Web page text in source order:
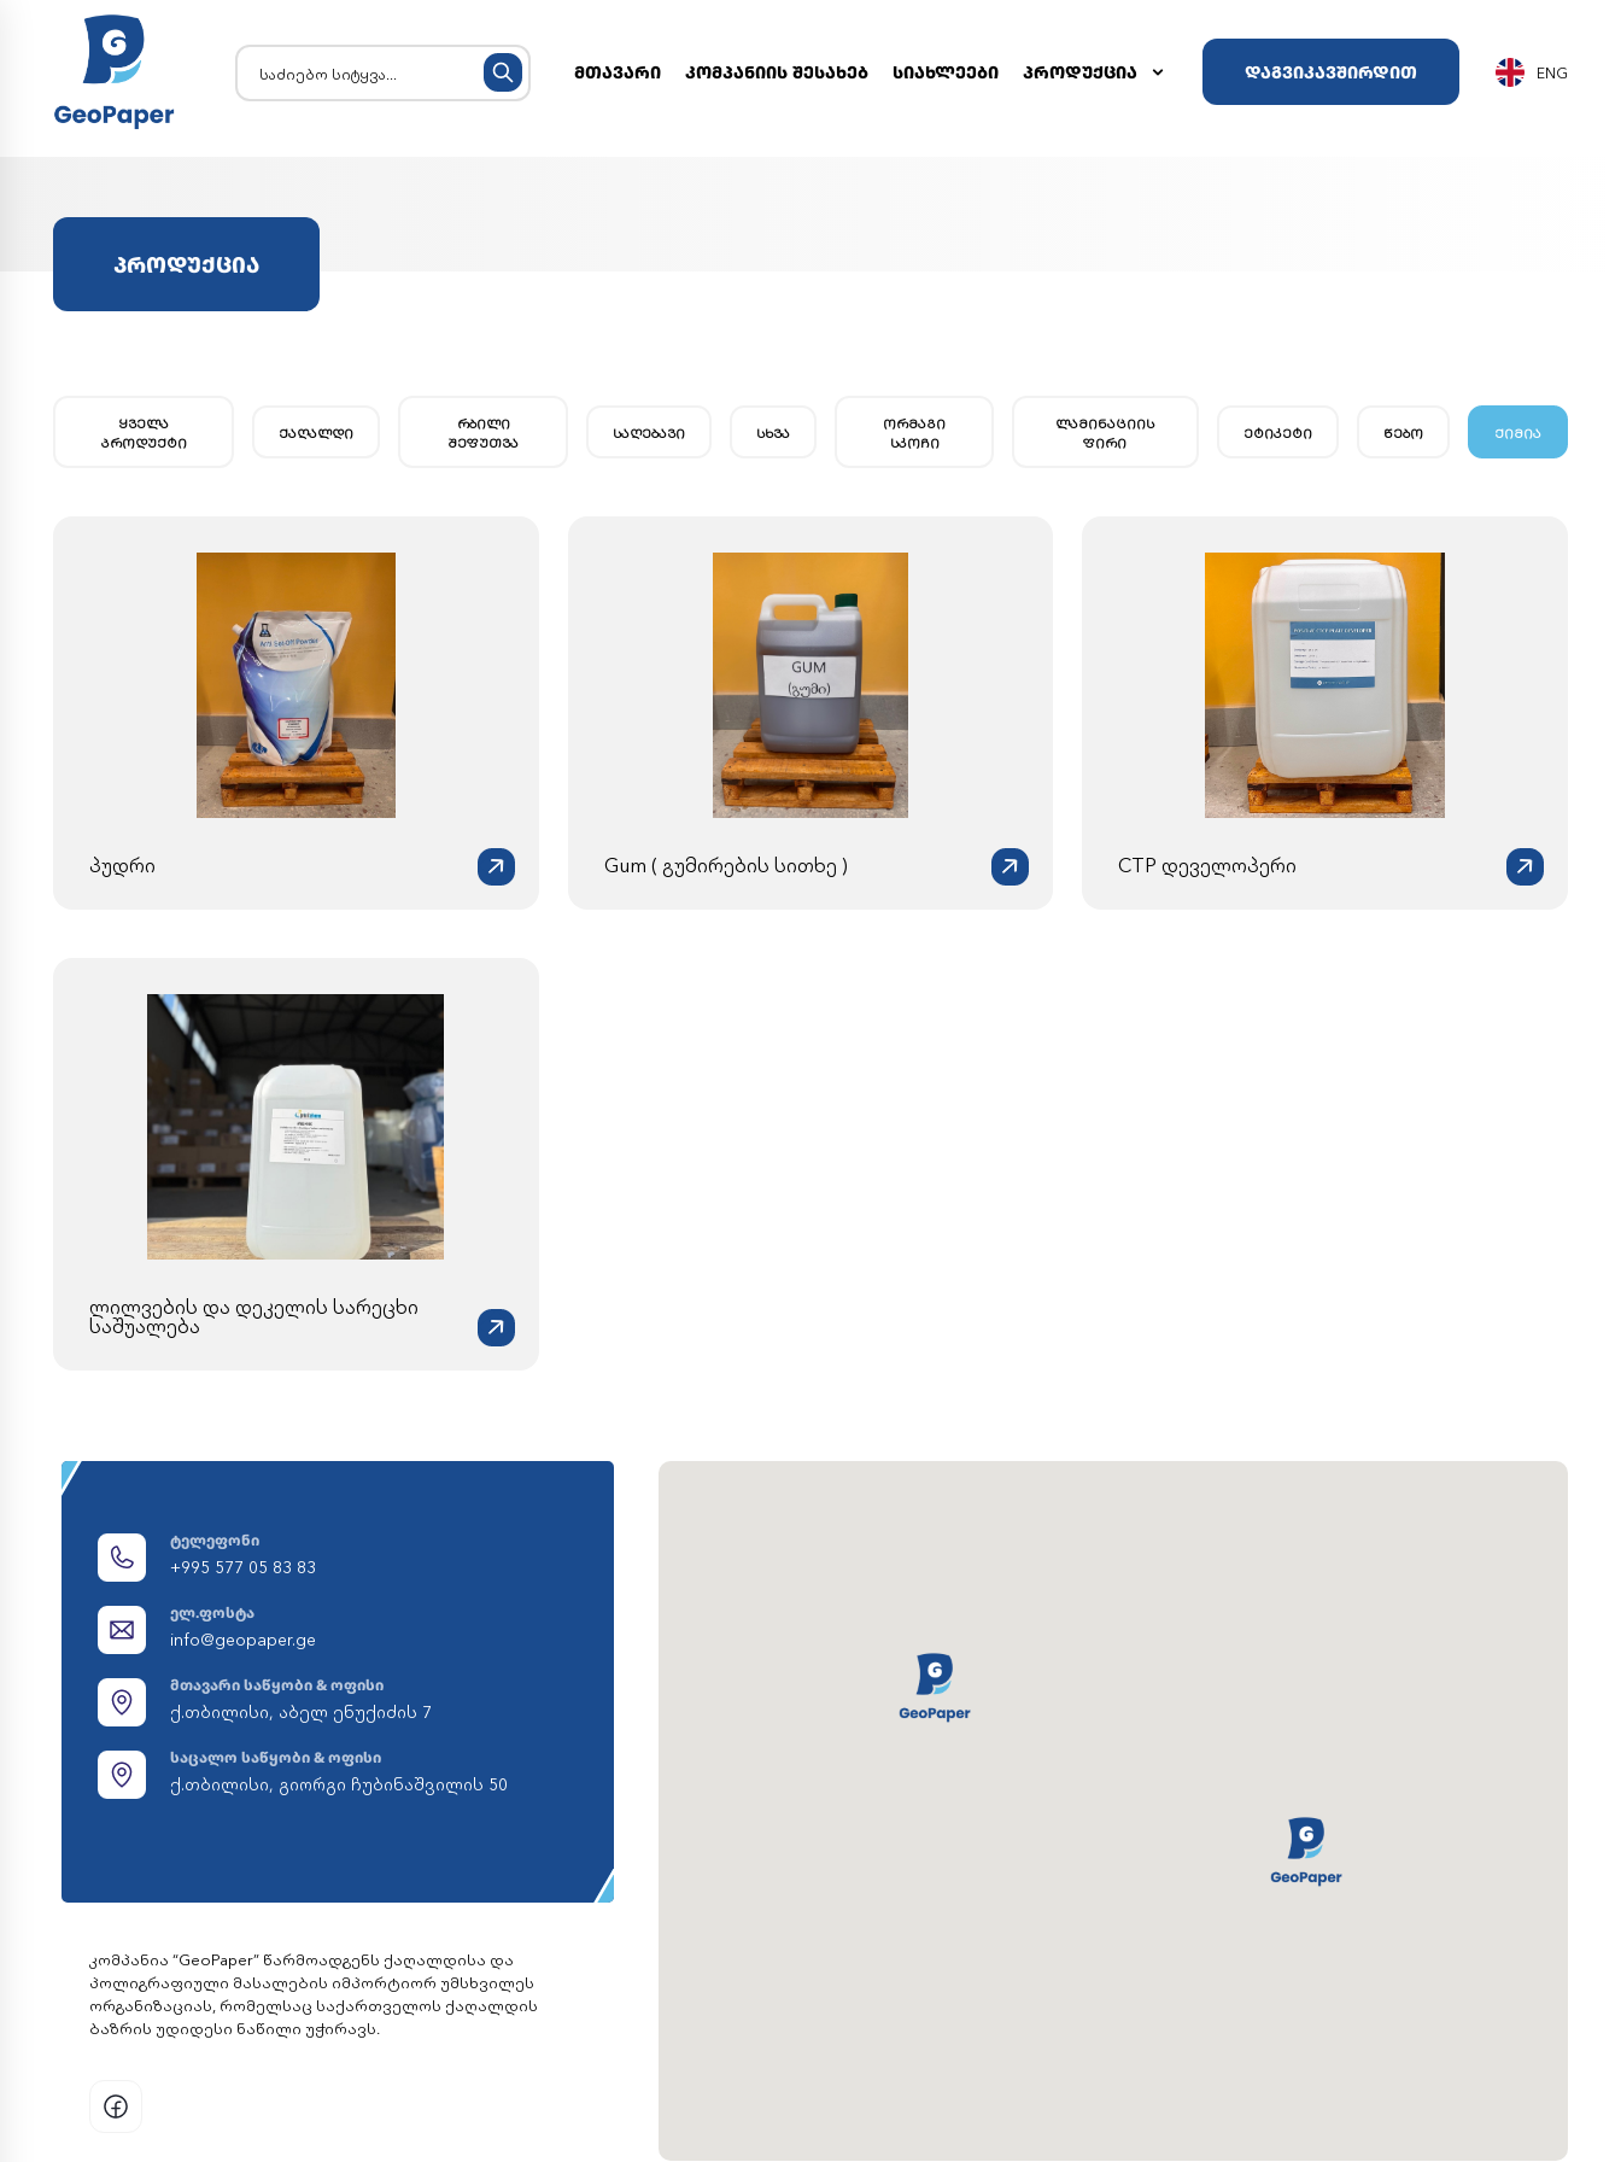
ᲛᲗᲐᲕᲐᲠᲘ ᲙᲝᲛᲞᲐᲜᲘᲘᲡ ᲨᲔᲡᲐᲮᲔᲑ ᲡᲘᲐᲮᲚᲔᲔᲑᲘ ᲞᲠᲝᲓᲣᲥᲪᲘᲐ ᲓᲐᲒᲕᲘᲙᲐᲕᲨᲘᲠᲓᲘᲗ ENG
ᲞᲠᲝᲓᲣᲥᲪᲘᲐ
ᲧᲕᲔᲚᲐ
ᲞᲠᲝᲓᲣᲥᲢᲘ
ᲥᲐᲦᲐᲚᲓᲘ
ᲠᲑᲘᲚᲘ
ᲨᲔᲤᲣᲗᲕᲐ
ᲡᲐᲦᲔᲑᲐᲕᲘ ᲡᲮᲕᲐ
ᲝᲠᲛᲐᲒᲘ
ᲡᲙᲝᲩᲘ
ᲚᲐᲛᲘᲜᲐᲪᲘᲘᲡ
ᲤᲘᲠᲘ
ᲔᲢᲘᲙᲔᲢᲘ ᲬᲔᲑᲝ ᲥᲘᲛᲘᲐ
პუდრი Gum ( გუმირების სითხე ) CTP დეველოპერი
ლილვების და დეკელის სარეცხი
საშუალება
ტელეფონი
+995 577 05 83 83
ელ.ფოსტა
info@geopaper.ge
მთავარი საწყობი & ოფისი
ქ.თბილისი, აბელ ენუქიძის 7
საცალო საწყობი & ოფისი
ქ.თბილისი, გიორგი ჩუბინაშვილის 50
კომპანია “GeoPaper” წარმოადგენს ქაღალდისა და
პოლიგრაფიული მასალების იმპორტიორ უმსხვილეს
ორგანიზაციას, რომელსაც საქართველოს ქაღალდის
ბაზრის უდიდესი ნაწილი უჭირავს.